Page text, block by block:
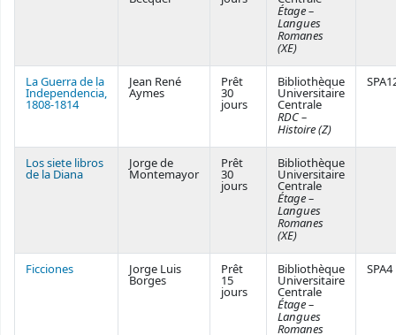
Étage –
Langues
Romanes
(XE)
La Guerra de la
Independencia,
1808-1814
Jean René
Aymes
Prêt
30
jours
Bibliothèque
Universitaire
Centrale
RDC –
Histoire (Z)
Los siete libros
de la Diana
Jorge de
Montemayor
Prêt
30
jours
Bibliothèque
Universitaire
Centrale
Étage –
Langues
Romanes
(XE)
Ficciones Jorge Luis
Borges
Prêt
15
jours
Bibliothèque
Universitaire
Centrale
Étage –
Langues
Romanes
SPA4